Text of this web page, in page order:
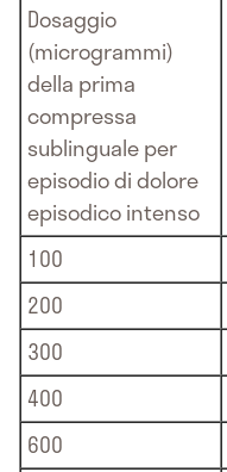
Dosaggio
(microgrammi)
della prima
compressa
sublinguale per
episodio di dolore
episodico intenso
100
200
300
400
600